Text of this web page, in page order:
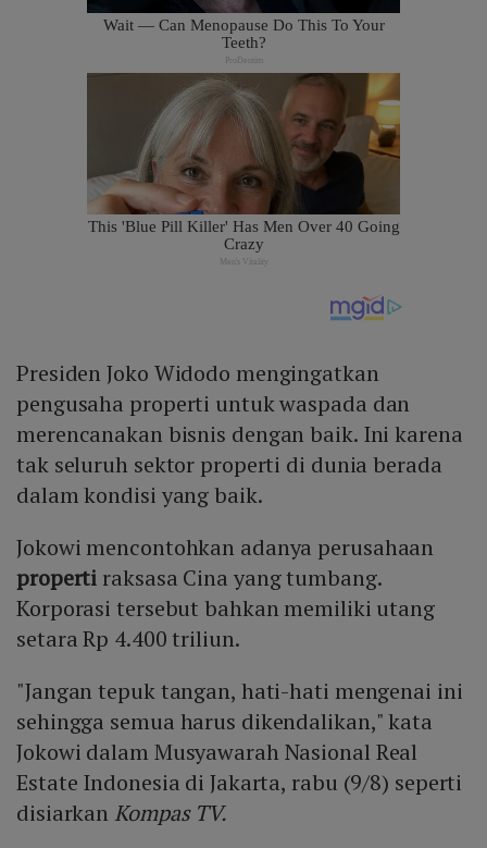
Presiden Joko Widodo mengingatkan
pengusaha properti untuk waspada dan
merencanakan bisnis dengan baik. Ini karena
tak seluruh sektor properti di dunia berada
dalam kondisi yang baik.
Jokowi mencontohkan adanya perusahaan
properti raksasa Cina yang tumbang.
Korporasi tersebut bahkan memiliki utang
setara Rp 4.400 triliun.
"Jangan tepuk tangan, hati-hati mengenai ini
sehingga semua harus dikendalikan," kata
Jokowi dalam Musyawarah Nasional Real
Estate Indonesia di Jakarta, rabu (9/8) seperti
disiarkan Kompas TV.